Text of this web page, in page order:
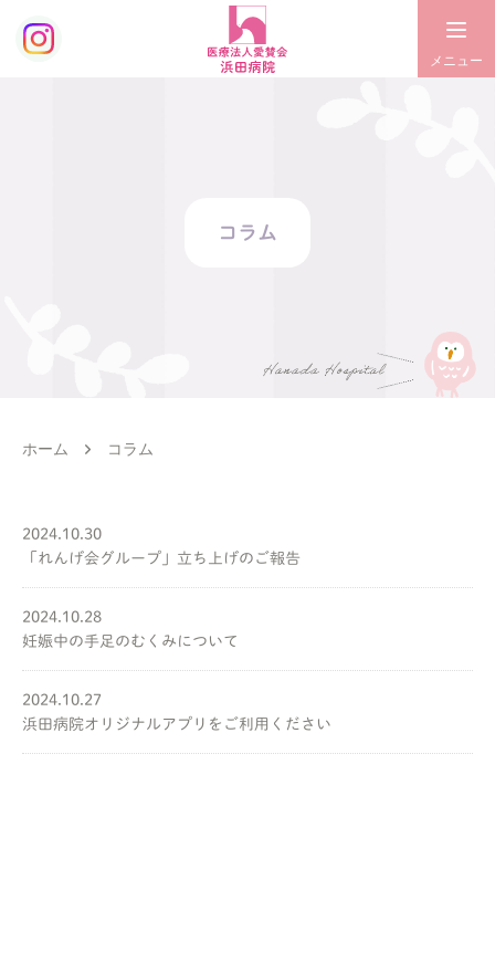
コラム
ホーム コラム
2024.10.30
「れんげ会グループ」立ち上げのご報告
2024.10.28
妊娠中の手足のむくみについて
2024.10.27
浜田病院オリジナルアプリをご利用ください